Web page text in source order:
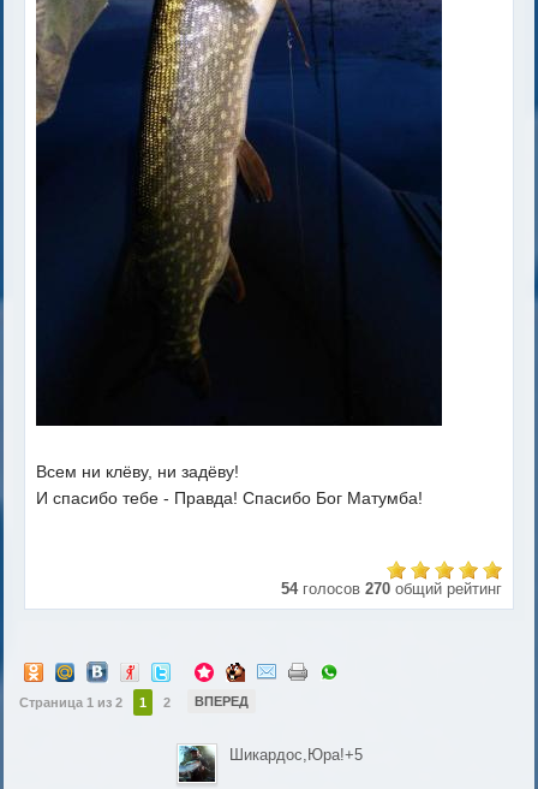
Всем ни клёву, ни задёву!
И спасибо тебе - Правда! Спасибо Бог Матумба!
54 голосов 270 общий рейтинг
Страница 1 из 2 1 2 ВПЕРЕД
Шикардос,Юра!+5